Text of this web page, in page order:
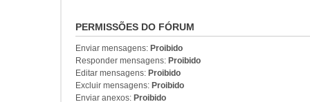
PERMISSÕES DO FÓRUM
Enviar mensagens: Proibido
Responder mensagens: Proibido
Editar mensagens: Proibido
Excluir mensagens: Proibido
Enviar anexos: Proibido